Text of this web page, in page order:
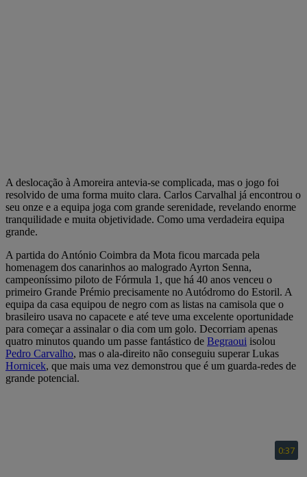
A deslocação à Amoreira antevia-se complicada, mas o jogo foi
resolvido de uma forma muito clara. Carlos Carvalhal já encontrou o
seu onze e a equipa joga com grande serenidade, revelando enorme
tranquilidade e muita objetividade. Como uma verdadeira equipa
grande.
A partida do António Coimbra da Mota ficou marcada pela
homenagem dos canarinhos ao malogrado Ayrton Senna,
campeoníssimo piloto de Fórmula 1, que há 40 anos venceu o
primeiro Grande Prémio precisamente no Autódromo do Estoril. A
equipa da casa equipou de negro com as listas na camisola que o
brasileiro usava no capacete e até teve uma excelente oportunidade
para começar a assinalar o dia com um golo. Decorriam apenas
quatro minutos quando um passe fantástico de Begraoui isolou
Pedro Carvalho, mas o ala-direito não conseguiu superar Lukas
Hornicek, que mais uma vez demonstrou que é um guarda-redes de
grande potencial.